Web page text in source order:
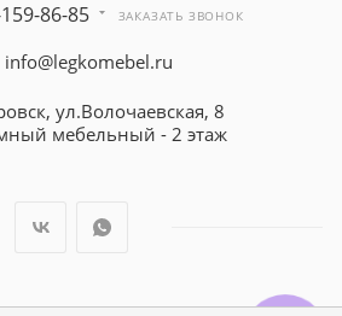
86-85 ЗАКАЗАТЬ ЗВОНОК
info@legkomebel.ru
ул.Волочаевская, 8
мебельный - 2 этаж